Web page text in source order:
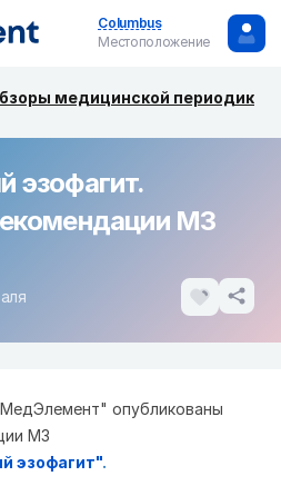
Columbus
Местоположение
медицинской периодики.
эзофагит.
МЗ
опубликованы
МЗ
эзофагит".